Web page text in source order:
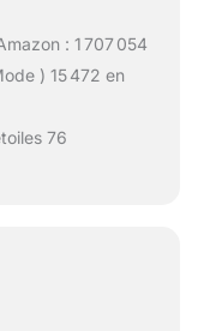
: 1 707 054
) 15 472 en
76